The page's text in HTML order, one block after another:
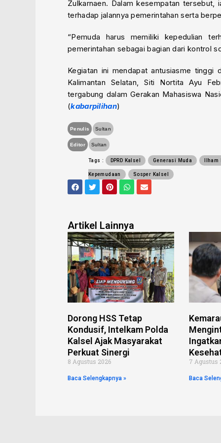
Zulkarnaen. Dalam kesempatan
terhadap jalannya pemerintahan serta
“Pemuda harus memiliki kepedulian
pemerintahan sebagai bagian dari kontrol
Kegiatan ini mendapat antusiasme tinggi
Kalimantan Selatan, Siti Nortita Ayu
tergabung dalam Gerakan Mahasiswa
(kabarpilihan)
Penulis Sultan
Editor Sultan
Tags : DPRD Kalsel Generasi Muda Ilham
Kepemudaan Sosper Kalsel
F
a
o
o
k
T
w
e
r
P
i
r
e
s
t
W
h
a
p
p
E
n
e
Artikel Lainnya
Dorong HSS Tetap
Kondusif, Intelkam Polda
Kalsel Ajak Masyarakat
Perkuat Sinergi
8 Agustus 2026
Baca Selengkapnya »
7 Agustus
Baca